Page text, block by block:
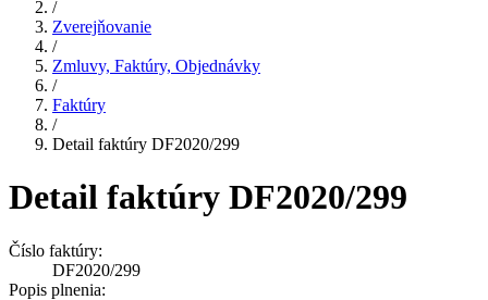
/
Zverejňovanie
/
Zmluvy, Faktúry, Objednávky
/
Faktúry
/
Detail faktúry DF2020/299
Detail faktúry DF2020/299
Číslo faktúry:
DF2020/299
Popis plnenia: